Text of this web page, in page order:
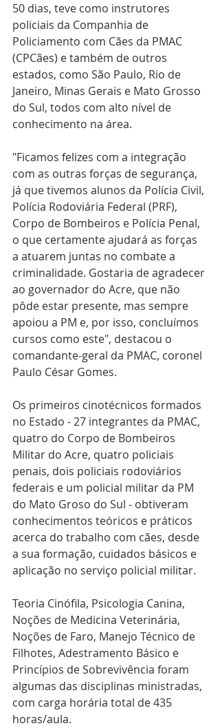
50 dias, teve como instrutores
policiais da Companhia de
Policiamento com Cães da PMAC
(CPCães) e também de outros
estados, como São Paulo, Rio de
Janeiro, Minas Gerais e Mato Grosso
do Sul, todos com alto nível de
conhecimento na área.
"Ficamos felizes com a integração
com as outras forças de segurança,
já que tivemos alunos da Polícia Civil,
Polícia Rodoviária Federal (PRF),
Corpo de Bombeiros e Polícia Penal,
o que certamente ajudará as forças
a atuarem juntas no combate a
criminalidade. Gostaria de agradecer
ao governador do Acre, que não
pôde estar presente, mas sempre
apoiou a PM e, por isso, concluímos
cursos como este", destacou o
comandante-geral da PMAC, coronel
Paulo César Gomes.
Os primeiros cinotécnicos formados
no Estado - 27 integrantes da PMAC,
quatro do Corpo de Bombeiros
Militar do Acre, quatro policiais
penais, dois policiais rodoviários
federais e um policial militar da PM
do Mato Groso do Sul - obtiveram
conhecimentos teóricos e práticos
acerca do trabalho com cães, desde
a sua formação, cuidados básicos e
aplicação no serviço policial militar.
Teoria Cinófila, Psicologia Canina,
Noções de Medicina Veterinária,
Noções de Faro, Manejo Técnico de
Filhotes, Adestramento Básico e
Princípios de Sobrevivência foram
algumas das disciplinas ministradas,
com carga horária total de 435
horas/aula.